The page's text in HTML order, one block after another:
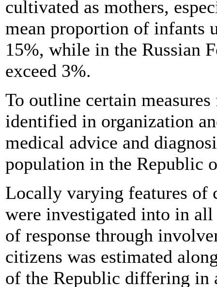
cultivated as mothers,
mean proportion of infants
15%, while in the Russian
exceed 3%.
To outline certain
identified in organization
medical advice and
population in the Republic
Locally varying features of
were investigated into in
of response through
citizens was estimated
of the Republic differing in